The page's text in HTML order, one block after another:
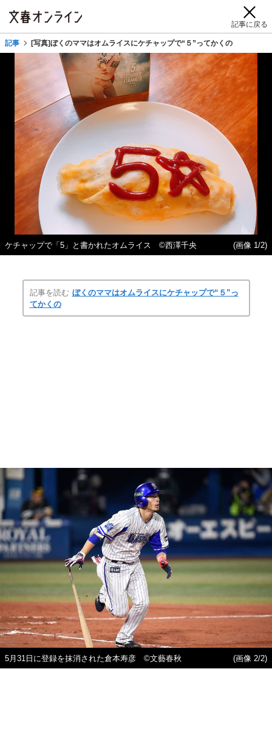
記事に戻る
記事 [写真]ぼくのママはオムライスにケチャップで“５”ってかくの
ケチャップで「5」と書かれたオムライス ©西澤千央 (画像 1/2)
記事を読む ぼくのママはオムライスにケチャップで“５”っ
てかくの
5月31日に登録を抹消された倉本寿彦 ©文藝春秋 (画像 2/2)